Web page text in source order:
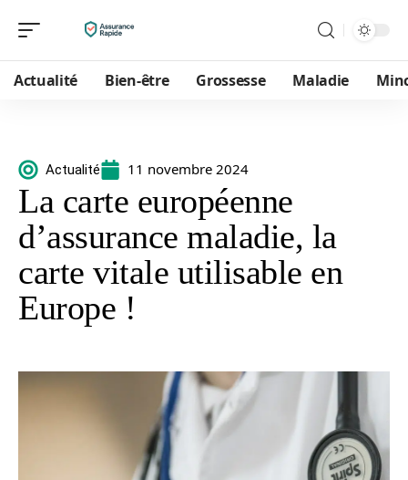
Actualité Bien-être Grossesse Maladie
Actualité 11 novembre 2024
La carte européenne
d’assurance maladie, la
carte vitale utilisable en
Europe !